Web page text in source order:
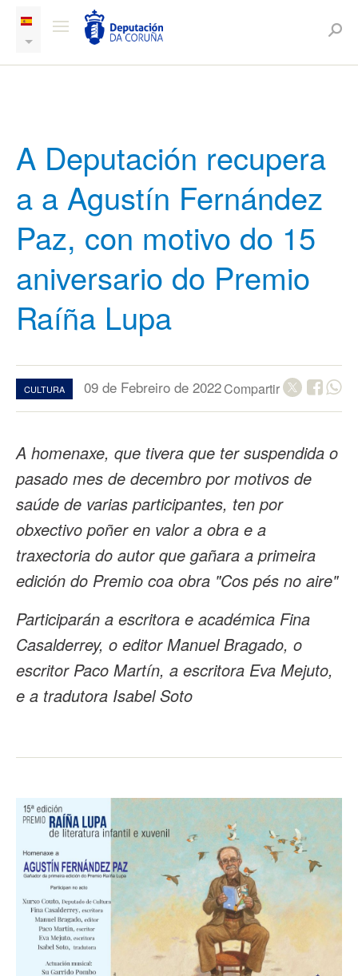
A Deputación recupera
a a Agustín Fernández
Paz, con motivo do 15
aniversario do Premio
Raíña Lupa
CULTURA 09 de Febreiro de 2022Compartir
A homenaxe, que tivera que ter suspendida o
pasado mes de decembro por motivos de
saúde de varias participantes, ten por
obxectivo poñer en valor a obra e a
traxectoria do autor que gañara a primeira
edición do Premio coa obra "Cos pés no aire"
Participarán a escritora e académica Fina
Casalderrey, o editor Manuel Bragado, o
escritor Paco Martín, a escritora Eva Mejuto,
e a tradutora Isabel Soto